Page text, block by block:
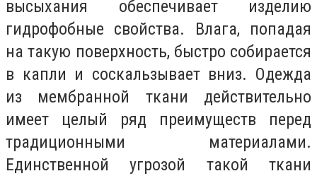
высыхания обеспечивает изделию
гидрофобные свойства. Влага, попадая
на такую поверхность, быстро собирается
в капли и соскальзывает вниз. Одежда
из мембранной ткани действительно
имеет целый ряд преимуществ перед
традиционными материалами.
Единственной угрозой такой ткани